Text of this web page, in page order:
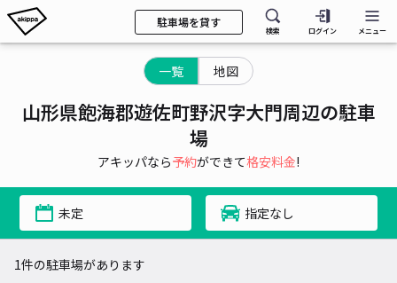
駐車場を貸す
検索 ログイン メニュー
一覧 地図
山形県飽海郡遊佐町野沢字大門周辺の駐車
場
アキッパなら予約ができて格安料金!
未定 指定なし
1件の駐車場があります